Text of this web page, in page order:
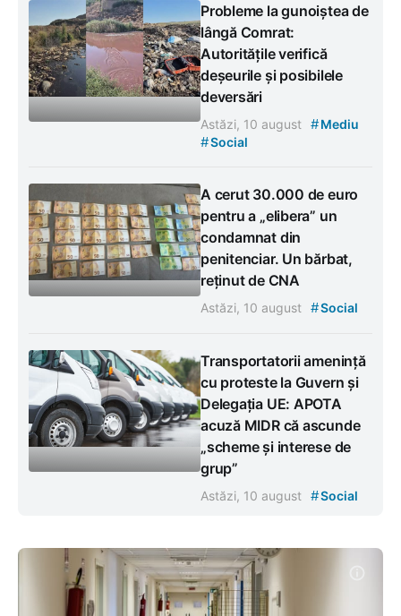
Probleme la gunoiștea de
lângă Comrat:
Autoritățile verifică
deșeurile și posibilele
deversări
Astăzi, 10 august #Mediu
#Social
A cerut 30.000 de euro
pentru a „elibera” un
condamnat din
penitenciar. Un bărbat,
reținut de CNA
Astăzi, 10 august #Social
Transportatorii amenință
cu proteste la Guvern și
Delegația UE: APOTA
acuză MIDR că ascunde
„scheme și interese de
grup”
Astăzi, 10 august #Social